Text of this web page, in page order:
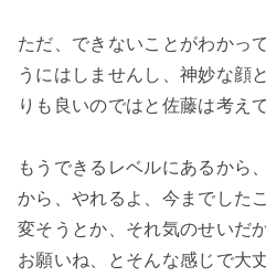
ただ、できないことがわかっ
うにはしませんし、神妙な顔
りも良いのではと佐藤は考え
もうできるレベルにあるから
から、やれるよ、今までした
変そうとか、それ気のせいだ
お願いね、とそんな感じで大